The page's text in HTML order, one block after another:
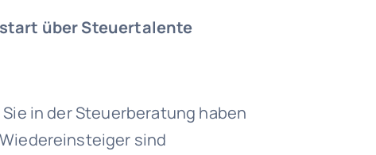
über Steuertalente
in der Steuerberatung haben
sind